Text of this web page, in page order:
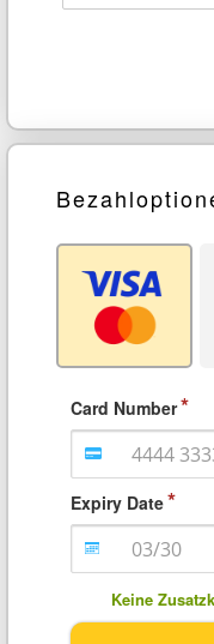
Card Number
Expiry Date
Keine